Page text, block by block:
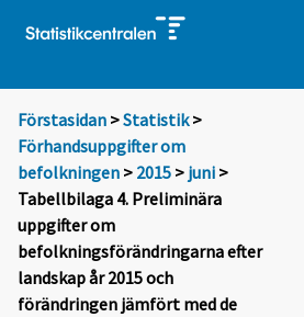
Förstasidan >Statistik >
Förhandsuppgifter om
befolkningen > 2015 > juni >
Tabellbilaga 4. Preliminära
uppgifter om
befolkningsförändringarna efter
landskap år 2015 och
förändringen jämfört med de